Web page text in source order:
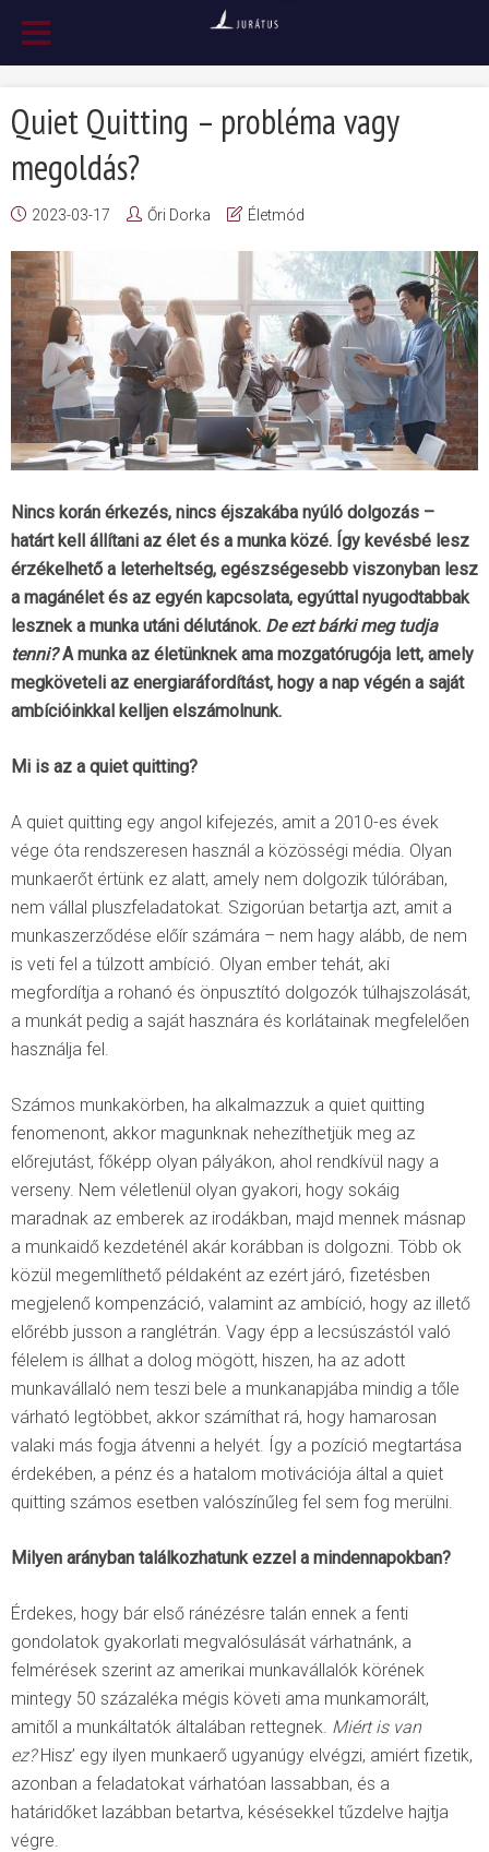
Quiet Quitting – probléma vagy
megoldás?
2023-03-17 Őri Dorka Életmód
Nincs korán érkezés, nincs éjszakába nyúló dolgozás –
határt kell állítani az élet és a munka közé. Így kevésbé lesz
érzékelhető a leterheltség, egészségesebb viszonyban lesz
a magánélet és az egyén kapcsolata, egyúttal nyugodtabbak
lesznek a munka utáni délutánok. De ezt bárki meg tudja
tenni?A munka az életünknek ama mozgatórugója lett, amely
megköveteli az energiaráfordítást, hogy a nap végén a saját
ambícióinkkal kelljen elszámolnunk.
Mi is az a quiet quitting?
A quiet quitting egy angol kifejezés, amit a 2010-es évek
vége óta rendszeresen használ a közösségi média. Olyan
munkaerőt értünk ez alatt, amely nem dolgozik túlórában,
nem vállal pluszfeladatokat. Szigorúan betartja azt, amit a
munkaszerződése előír számára – nem hagy alább, de nem
is veti fel a túlzott ambíció. Olyan ember tehát, aki
megfordítja a rohanó és önpusztító dolgozók túlhajszolását,
a munkát pedig a saját hasznára és korlátainak megfelelően
használja fel.
Számos munkakörben, ha alkalmazzuk a quiet quitting
fenomenont, akkor magunknak nehezíthetjük meg az
előrejutást, főképp olyan pályákon, ahol rendkívül nagy a
verseny. Nem véletlenül olyan gyakori, hogy sokáig
maradnak az emberek az irodákban, majd mennek másnap
a munkaidő kezdeténél akár korábban is dolgozni. Több ok
közül megemlíthető példaként az ezért járó, fizetésben
megjelenő kompenzáció, valamint az ambíció, hogy az illető
előrébb jusson a ranglétrán. Vagy épp a lecsúszástól való
félelem is állhat a dolog mögött, hiszen, ha az adott
munkavállaló nem teszi bele a munkanapjába mindig a tőle
várható legtöbbet, akkor számíthat rá, hogy hamarosan
valaki más fogja átvenni a helyét. Így a pozíció megtartása
érdekében, a pénz és a hatalom motivációja által a quiet
quitting számos esetben valószínűleg fel sem fog merülni.
Milyen arányban találkozhatunk ezzel a mindennapokban?
Érdekes, hogy bár első ránézésre talán ennek a fenti
gondolatok gyakorlati megvalósulását várhatnánk, a
felmérések szerint az amerikai munkavállalók körének
mintegy 50 százaléka mégis követi ama munkamorált,
amitől a munkáltatók általában rettegnek. Miért is van
ez?Hisz’ egy ilyen munkaerő ugyanúgy elvégzi, amiért fizetik,
azonban a feladatokat várhatóan lassabban, és a
határidőket lazábban betartva, késésekkel tűzdelve hajtja
végre.